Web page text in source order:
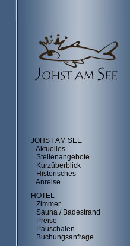
JOHST AM SEE
Aktuelles
Stellenangebote
Kurzüberblick
Historisches
Anreise
HOTEL
Zimmer
Sauna / Badestrand
Preise
Pauschalen
Buchungsanfrage